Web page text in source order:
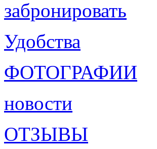
забронировать
Удобства
ФОТОГРАФИИ
новости
ОТЗЫВЫ